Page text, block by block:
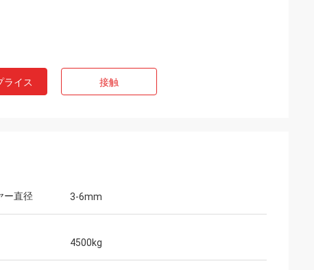
ライス 接触
ー直径 3-6mm
4500kg